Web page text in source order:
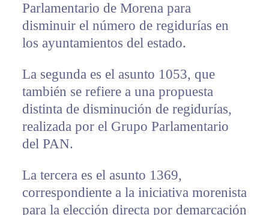
Parlamentario de Morena para
disminuir el número de regidurías en
los ayuntamientos del estado.
La segunda es el asunto 1053, que
también se refiere a una propuesta
distinta de disminución de regidurías,
realizada por el Grupo Parlamentario
del PAN.
La tercera es el asunto 1369,
correspondiente a la iniciativa morenista
para la elección directa por demarcación